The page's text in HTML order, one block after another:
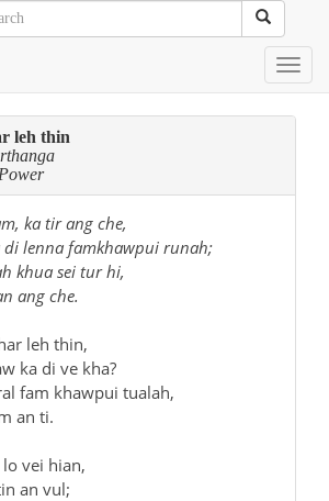
leh thin
ka tir ang che,
di lenna famkhawpui runah;
khua sei tur hi,
ang che.
leh thin,
ka di ve kha?
fam khawpui tualah,
an ti.
vei hian,
an vul;